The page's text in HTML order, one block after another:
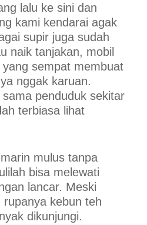
lalu ke sini dan
kami kendarai agak
supir juga sudah
naik tanjakan, mobil
sempat membuat
nggak karuan.
penduduk sekitar
terbiasa lihat
mulus tanpa
bisa melewati
lancar. Meski
rupanya kebun teh
dikunjungi.